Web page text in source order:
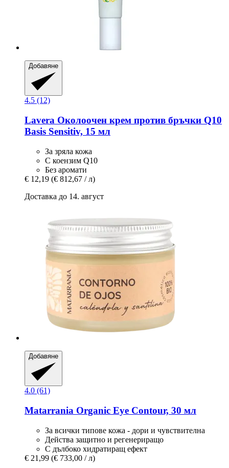
Добавяне
4.5 (12)
Lavera Околоочен крем против бръчки Q10
Basis Sensitiv, 15 мл
За зряла кожа
С коензим Q10
Без аромати
€ 12,19 (€ 812,67 / л)
Доставка до 14. август
Добавяне
4.0 (61)
Matarrania Organic Eye Contour, 30 мл
За всички типове кожа - дори и чувствителна
Действа защитно и регенериращо
С дълбоко хидратиращ ефект
€ 21,99 (€ 733,00 / л)